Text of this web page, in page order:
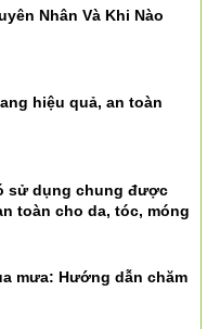
Nhân Và Khi Nào
hiệu quả, an toàn
sử dụng chung được
toàn cho da, tóc, móng
mưa: Hướng dẫn chăm